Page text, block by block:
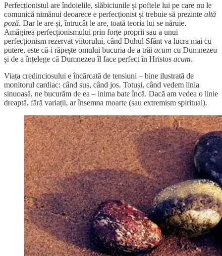
Perfecționistul are îndoielile, slăbiciunile și poftele lui pe care nu le
comunică nimănui deoarece e perfecționist și trebuie să prezinte altă
poză. Dar le are și, întrucât le are, toată teoria lui se năruie.
Amăgirea perfecționismului prin forțe proprii sau a unui
perfecționism rezervat viitorului, când Duhul Sfânt va lucra mai cu
putere, este că-i răpește omului bucuria de a trăi acum cu Dumnezeu
și de a înțelege că Dumnezeu îl face perfect în Hristos acum.
Viața credinciosului e încărcată de tensiuni – bine ilustrată de
monitorul cardiac: când sus, când jos. Totuși, când vedem linia
sinuoasă, ne bucurăm de ea – inima bate încă. Dacă am vedea o linie
dreaptă, fără variații, ar însemna moarte (sau extremism spiritual).